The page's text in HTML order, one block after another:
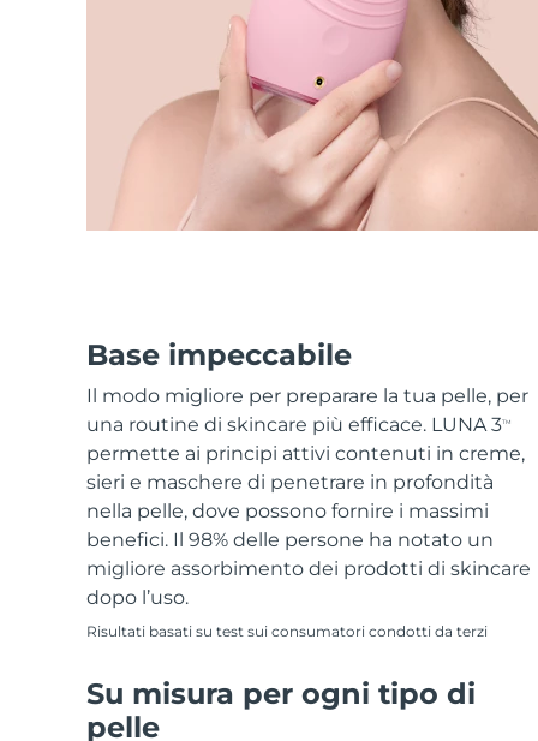
Base impeccabile
Il modo migliore per preparare la tua pelle, per
una routine di skincare più efficace. LUNA 3TM
permette ai principi attivi contenuti in creme,
sieri e maschere di penetrare in profondità
nella pelle, dove possono fornire i massimi
benefici. Il 98% delle persone ha notato un
migliore assorbimento dei prodotti di skincare
dopo l’uso.
Risultati basati su test sui consumatori condotti da terzi
Su misura per ogni tipo di
pelle